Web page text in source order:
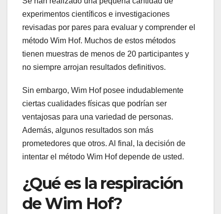
experimentos científicos e investigaciones
revisadas por pares para evaluar y comprender el
método Wim Hof. Muchos de estos métodos
tienen muestras de menos de 20 participantes y
no siempre arrojan resultados definitivos.
Sin embargo, Wim Hof ​​posee indudablemente
ciertas cualidades físicas que podrían ser
ventajosas para una variedad de personas.
Además, algunos resultados son más
prometedores que otros. Al final, la decisión de
intentar el método Wim Hof ​​depende de usted.
¿Qué es la respiración
de Wim Hof?